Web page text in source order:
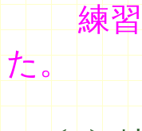
練習の
た。